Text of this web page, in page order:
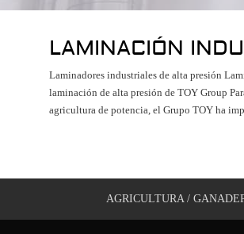
LAMINACIÓN
Laminadores industriales de alta presión
laminación de alta presión de TOY Group
agricultura de potencia, el Grupo TOY ha
AGRICULTURA /